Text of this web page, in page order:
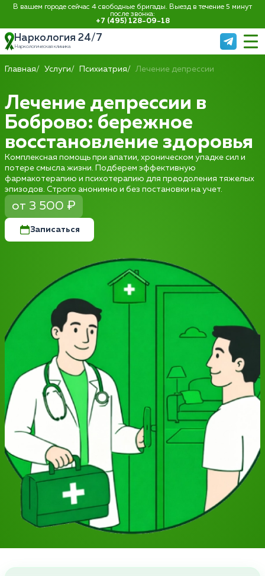
В вашем городе сейчас 4 свободные бригады. Выезд в течение 5 минут
после звонка:
+7 (495) 128-09-18
Наркология 24/7
Наркологическая клиника
Главная Услуги Психиатрия Лечение депрессии
Лечение депрессии в
Боброво: бережное
восстановление здоровья
Комплексная помощь при апатии, хроническом упадке сил и
потере смысла жизни. Подберем эффективную
фармакотерапию и психотерапию для преодоления тяжелых
эпизодов. Строго анонимно и без постановки на учет.
от 3 500 ₽
Записаться